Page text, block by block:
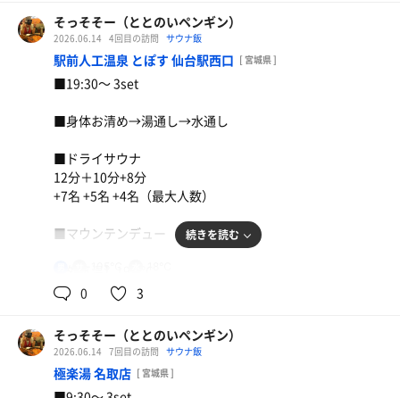
麦茶
刺身盛り合わせ、とうきび天、ザンギ
生ビール
【整い度】☆☆☆☆⭐︎（4.5/5.0）
【一言】
改悪の名高いSFC修行で大阪泊。
空いていてゆったりサ活を楽しむ。
そっそそー（ととのいペンギン）
2026.06.14 4回目の訪問 サウナ飯
駅前人工温泉 とぽす 仙台駅西口 [ 宮城県 ]
■19:30〜 3set
■身体お清め→湯通し→水通し
■ドライサウナ
12分＋10分+8分
+7名 +5名 +4名（最大人数）
■マウンテンデュー
【整い度】☆☆☆☆（4.0/5.0）
【一言】
続きを読む
0 3
そっそそー（ととのいペンギン）
2026.06.14 7回目の訪問 サウナ飯
極楽湯 名取店 [ 宮城県 ]